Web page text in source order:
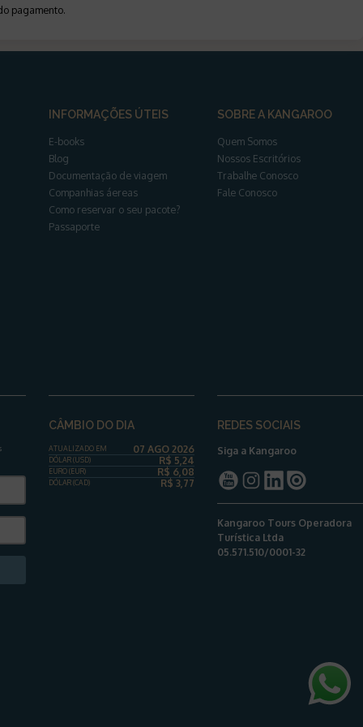
pagamento.
INFORMAÇÕES ÚTEIS
E-books
Blog
Documentação de viagem
Companhias áereas
Como reservar o seu pacote?
Passaporte
SOBRE A KANGAROO
Quem Somos
Nossos Escritórios
Trabalhe Conosco
Fale Conosco
CÂMBIO DO DIA
ATUALIZADO EM 07 AGO 2026
DÓLAR(USD) R$ 5,24
EURO (EUR) R$ 6,08
DÓLAR(CAD) R$ 3,77
REDES SOCIAIS
Siga a Kangaroo
Kangaroo Tours Operadora
Turística Ltda
05.571.510/0001-32